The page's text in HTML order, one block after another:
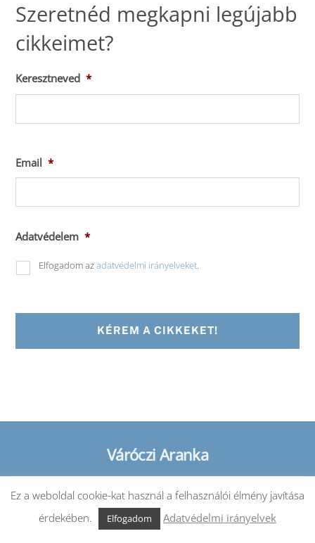
Szeretnéd megkapni legújabb
cikkeimet?
Keresztneved *
Email *
Adatvédelem *
Elfogadom azadatvédelmi irányelveket.
To
Top
Váróczi Aranka
kapcsolat@varocziaranka.hu | +36 70 290 77 90
Ez a weboldal cookie-kat használ a felhasználói élmény javítása
érdekében.
Elfogadom Adatvédelmi irányelvek